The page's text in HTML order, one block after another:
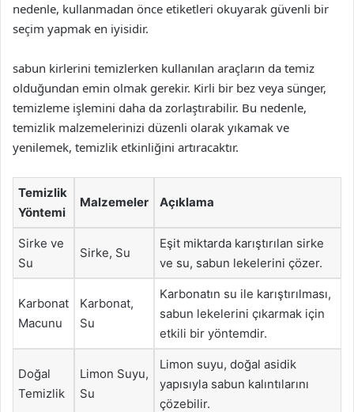
nedenle, kullanmadan önce etiketleri okuyarak güvenli bir
seçim yapmak en iyisidir.
sabun kirlerini temizlerken kullanılan araçların da temiz
olduğundan emin olmak gerekir. Kirli bir bez veya sünger,
temizleme işlemini daha da zorlaştırabilir. Bu nedenle,
temizlik malzemelerinizi düzenli olarak yıkamak ve
yenilemek, temizlik etkinliğini artıracaktır.
Temizlik
Yöntemi
Malzemeler Açıklama
Sirke ve
Su
Sirke, Su
Eşit miktarda karıştırılan sirke
ve su, sabun lekelerini çözer.
Karbonat
Macunu
Karbonat,
Su
Karbonatın su ile karıştırılması,
sabun lekelerini çıkarmak için
etkili bir yöntemdir.
Doğal
Temizlik
Limon Suyu,
Su
Limon suyu, doğal asidik
yapısıyla sabun kalıntılarını
çözebilir.